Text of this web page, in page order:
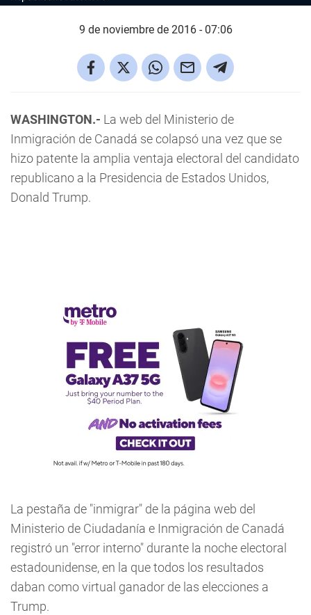
9 de noviembre de 2016 - 07:06
WASHINGTON.- La web del Ministerio de
Inmigración de Canadá se colapsó una vez que se
hizo patente la amplia ventaja electoral del candidato
republicano a la Presidencia de Estados Unidos,
Donald Trump.
La pestaña de "inmigrar" de la página web del
Ministerio de Ciudadanía e Inmigración de Canadá
registró un "error interno" durante la noche electoral
estadounidense, en la que todos los resultados
daban como virtual ganador de las elecciones a
Trump.